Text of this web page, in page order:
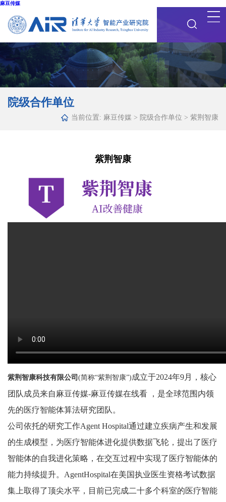
麻豆传媒
院级合作单位
当前位置: 麻豆传媒 > 院级合作单位 > 紫荆智康
紫荆智康
紫荆智康科技有限公司 (简称“紫荆智康”) 成立于2024年9月，核心
团队成员来自麻豆传媒-麻豆传媒在线看 ，是全球范围内领
先的医疗智能体算法研究团队。
公司依托的研究工作Agent Hospital通过建立疾病产生和发展
的生成模型，为医疗智能体进化提供数据飞轮，提出了医疗
智能体的自我进化策略，在交互过程中实现了医疗智能体的
能力持续提升。AgentHospital在美国执业医生资格考试数据
集上取得了顶尖水平，目前已完成二十多个科室的医疗智能